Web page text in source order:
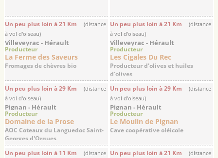
Un peu plus loin à 21 Km
(distance
à vol d'oiseau)
Villeveyrac - Hérault
Producteur
La Ferme des Saveurs
Fromages de chèvres bio
Un peu plus loin à 21 Km
(distance
à vol d'oiseau)
Villeveyrac - Hérault
Producteur
Les Cigales Du Rec
Producteur d'olives et huiles
d'olives
Un peu plus loin à 29 Km
(distance
à vol d'oiseau)
Pignan - Hérault
Producteur
Domaine de la Prose
AOC Coteaux du Languedoc Saint-
Georges d'Orques
Un peu plus loin à 29 Km
(distance
à vol d'oiseau)
Pignan - Hérault
Producteur
Le Moulin de Pignan
Cave coopérative oléicole
Un peu plus loin à 11 Km
(distance Un peu plus loin à 21 Km
(distance